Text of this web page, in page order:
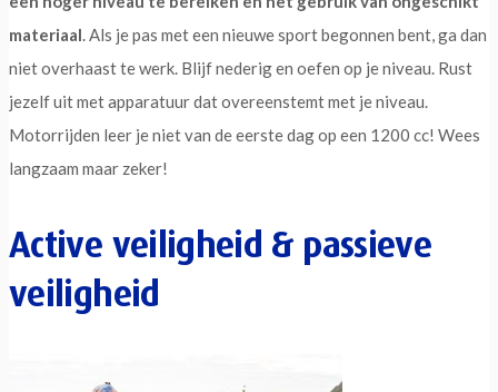
materiaal. Als je pas met een nieuwe sport begonnen bent, ga dan
niet overhaast te werk. Blijf nederig en oefen op je niveau. Rust
jezelf uit met apparatuur dat overeenstemt met je niveau.
Motorrijden leer je niet van de eerste dag op een 1200 cc! Wees
langzaam maar zeker!
Active veiligheid & passieve
veiligheid